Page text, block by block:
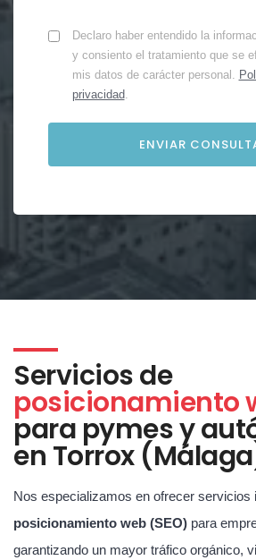
Declaro haber entendido la
y consiento el tratamiento que se
mis datos de carácter personal.
privacidad.
Servicios de
posicionamiento
para pymes y
en Torrox
Nos especializamos en ofrecer servicios
posicionamiento web (SEO) para
garantizando un mayor tráfico orgánico,